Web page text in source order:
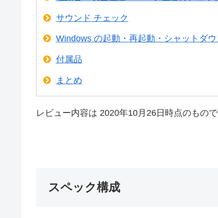
サウンド チェック
Windows の起動・再起動・シャットダウ
付属品
まとめ
レビュー内容は 2020年10月26日時点のもので
スペック構成